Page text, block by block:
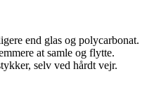
end glas og polycarbonat.
at samle og flytte.
selv ved hårdt vejr.